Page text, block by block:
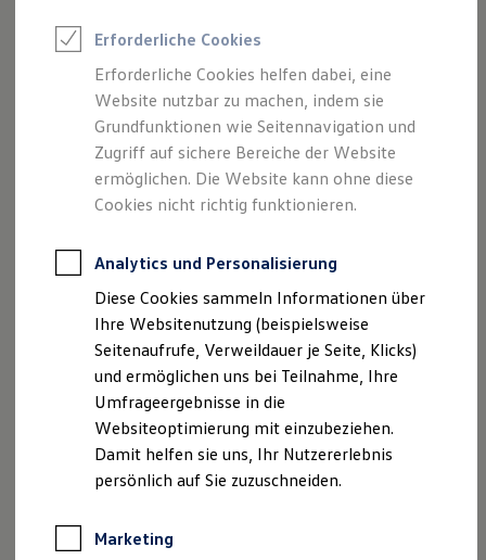
Elektroauto Leasing
Kleinwagen-Leasing
Leasing ohne Anzahlung
Finanzierung
Autokredit mit Schlussrate
Versicherungen und Garantien
Kfz-Versicherung
Restschuldversicherungen
Garantien
Professional Class bei Volkswagen
Behörden
Direktkunden
Sonderfahrzeuge
Anpfiff zum Gewinn
Elektromobilität
Elektroautos
ID. Tutorials
Elektrofahrzeugkonzepte
ID. EVERY1
Reichweite
Rekuperation
Impressum
Datenschutzerklärung
Nutzung von Terminbuchung Online
Impressum
Schröder Team Verl GmbH & Co. KG
Nickelstraße 6
33415 Verl
Telefon: +49 5246 92880
Fax: +49 5246 928876
E-Mail:info-verl@schroeder-teams.de
Geschäftsführer: Bastian Merkwitz, Olav Noth
USt.-ID: DE230849540
Erforderliche Cookies
Erforderliche Cookies helfen dabei, eine
Website nutzbar zu machen, indem sie
Grundfunktionen wie Seitennavigation und
Zugriff auf sichere Bereiche der Website
ermöglichen. Die Website kann ohne diese
Cookies nicht richtig funktionieren.
Analytics und Personalisierung
Diese Cookies sammeln Informationen über
Ihre Websitenutzung (beispielsweise
Seitenaufrufe, Verweildauer je Seite, Klicks)
und ermöglichen uns bei Teilnahme, Ihre
Umfrageergebnisse in die
Websiteoptimierung mit einzubeziehen.
Damit helfen sie uns, Ihr Nutzererlebnis
persönlich auf Sie zuzuschneiden.
Marketing